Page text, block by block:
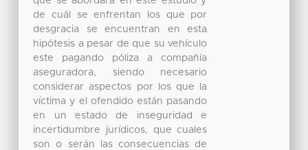
de cuál se enfrentan los que por
desgracia se encuentran en esta
hipótesis a pesar de que su vehículo
este pagando póliza a compañía
aseguradora, siendo necesario
considerar aspectos por los que la
víctima y el ofendido están pasando
en un estado de inseguridad e
incertidumbre jurídicos, que cuales
son o serán las consecuencias de